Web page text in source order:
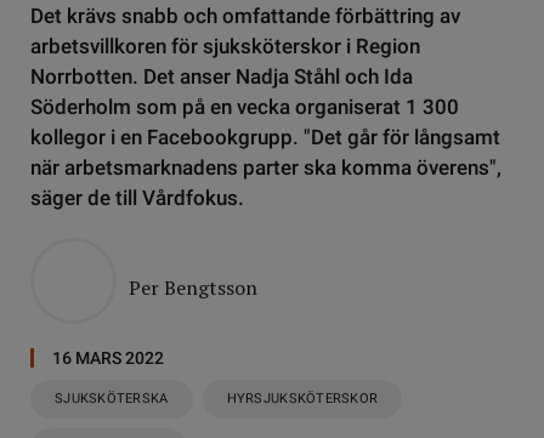
Det krävs snabb och omfattande förbättring av
arbetsvillkoren för sjuksköterskor i Region
Norrbotten. Det anser Nadja Ståhl och Ida
Söderholm som på en vecka organiserat 1 300
kollegor i en Facebookgrupp. "Det går för långsamt
när arbetsmarknadens parter ska komma överens",
säger de till Vårdfokus.
Per Bengtsson
16 MARS 2022
SJUKSKÖTERSKA HYRSJUKSKÖTERSKOR